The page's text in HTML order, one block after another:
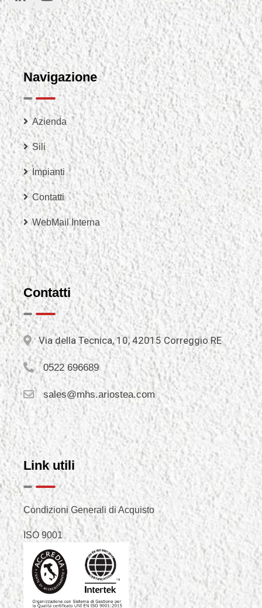
Navigazione
Azienda
Sili
Impianti
Contatti
WebMail Interna
Contatti
Via della Tecnica, 10, 42015 Correggio RE
0522 696689
sales@mhs.ariostea.com
Link utili
Condizioni Generali di Acquisto
ISO 9001